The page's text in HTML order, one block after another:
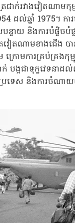
ជាក់រវាងវៀតណា
ដល់ឆ្នាំ 1975។ ក
ន្លាយ និងការបំផ្លិច
តណាមខាងជើង បា
ោមការគ្រប់គ្រងកុម្
បង្កជាទុក្ខវេទន
ងប្រទេស និងការចំ